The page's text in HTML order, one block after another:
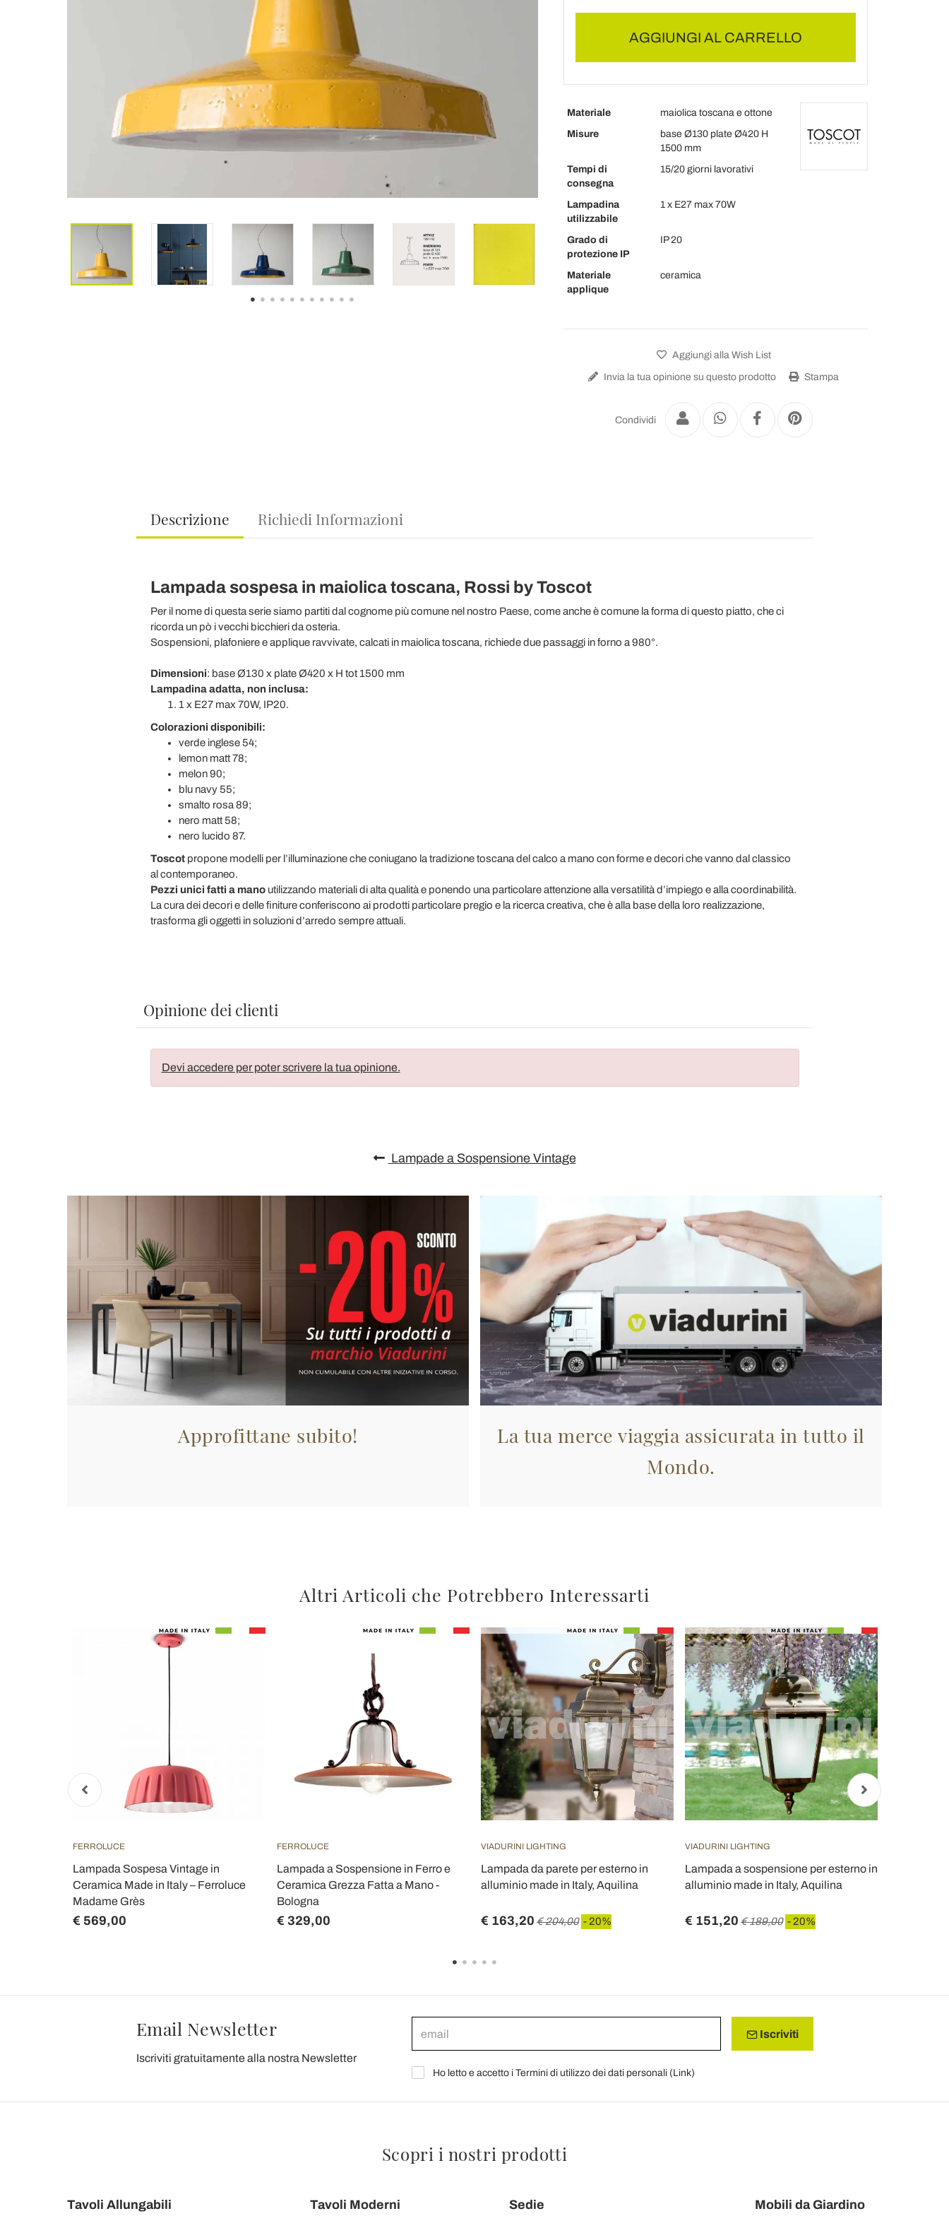
AGGIUNGI AL CARRELLO
Materiale
maiolica toscana e ottone
Misure
base Ø130 plate Ø420 H
1500 mm
Tempi di
consegna
15/20 giorni lavorativi
Lampadina
utilizzabile
1 x E27 max 70W
Grado di
protezione IP
IP 20
Materiale
applique
ceramica
Aggiungi alla Wish List
Invia la tua opinione su questo prodotto Stampa
Condividi
Descrizione Richiedi Informazioni
Lampada sospesa in maiolica toscana, Rossi by Toscot
Per il nome di questa serie siamo partiti dal cognome più comune nel nostro Paese, come anche è comune la forma di questo piatto, che ci
ricorda un pò i vecchi bicchieri da osteria.
Sospensioni, plafoniere e applique ravvivate, calcati in maiolica toscana, richiede due passaggi in forno a 980°.
Dimensioni: base Ø130 x plate Ø420 x H tot 1500 mm
Lampadina adatta, non inclusa:
1 x E27 max 70W, IP20.
Colorazioni disponibili:
verde inglese 54;
lemon matt 78;
melon 90;
blu navy 55;
smalto rosa 89;
nero matt 58;
nero lucido 87.
Toscotpropone modelli per l’illuminazione che coniugano la tradizione toscana del calco a mano con forme e decori che vanno dal classico
al contemporaneo.
Pezzi unici fatti a manoutilizzando materiali di alta qualità e ponendo una particolare attenzione alla versatilità d’impiego e alla coordinabilità.
La cura dei decori e delle finiture conferiscono ai prodotti particolare pregio e la ricerca creativa, che è alla base della loro realizzazione,
trasforma gli oggetti in soluzioni d’arredo sempre attuali.
Opinione dei clienti
Devi accedere per poter scrivere la tua opinione.
Lampade a Sospensione Vintage
Approfittane subito!
La tua merce viaggia assicurata in tutto il
Mondo.
Altri Articoli che Potrebbero Interessarti
FERROLUCE
Lampada Sospesa Vintage in
Ceramica Made in Italy – Ferroluce
Madame Grès
€ 569,00
FERROLUCE
Lampada a Sospensione in Ferro e
Ceramica Grezza Fatta a Mano -
Bologna
€ 329,00
VIADURINI LIGHTING
Lampada da parete per esterno in
alluminio made in Italy, Aquilina
€ 163,20 € 204,00 - 20%
VIADURINI LIGHTING
Lampada a sospensione per esterno in
alluminio made in Italy, Aquilina
€ 151,20 € 189,00 - 20%
Email Newsletter
Iscriviti gratuitamente alla nostra Newsletter
Iscriviti
Ho letto e accetto i Termini di utilizzo dei dati personali (Link)
Scopri i nostri prodotti
Tavoli Allungabili Tavoli Moderni Sedie Mobili da Giardino